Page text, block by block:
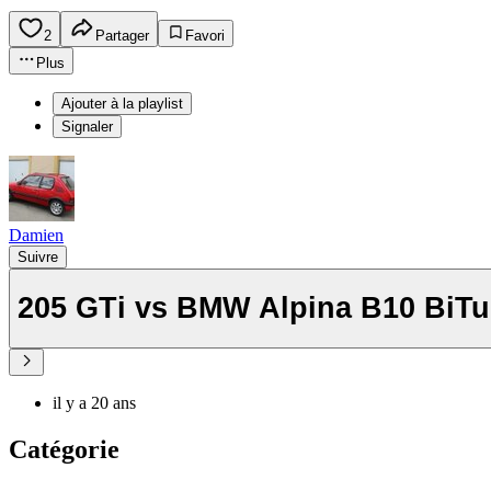
2 Partager
Favori
Plus
Ajouter à la playlist
Signaler
Damien
Suivre
205 GTi vs BMW Alpina B10
il y a 20 ans
Catégorie